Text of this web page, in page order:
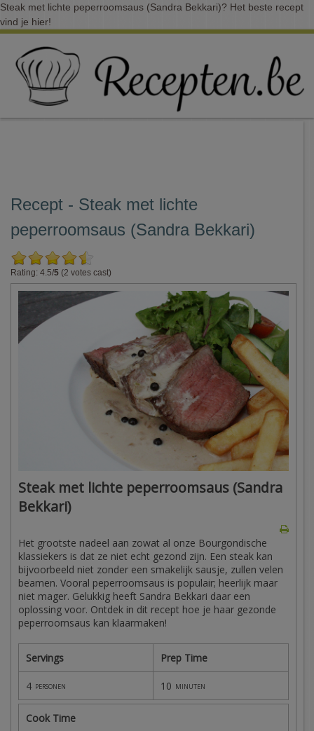
Steak met lichte peperroomsaus (Sandra Bekkari)? Het beste recept
vind je hier!
Recept - Steak met lichte
peperroomsaus (Sandra Bekkari)
Rating: 4.5/5 (2 votes cast)
Steak met lichte peperroomsaus (Sandra
Bekkari)
Het grootste nadeel aan zowat al onze Bourgondische
klassiekers is dat ze niet echt gezond zijn. Een steak kan
bijvoorbeeld niet zonder een smakelijk sausje, zullen velen
beamen. Vooral peperroomsaus is populair; heerlijk maar
niet mager. Gelukkig heeft Sandra Bekkari daar een
oplossing voor. Ontdek in dit recept hoe je haar gezonde
peperroomsaus kan klaarmaken!
Servings Prep Time
4 personen 10 minuten
Cook Time